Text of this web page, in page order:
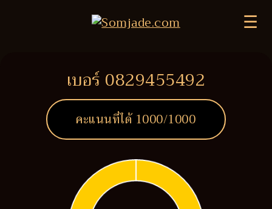
☰
เบอร์ 0829455492
คะแนนที่ได้ 1000/1000